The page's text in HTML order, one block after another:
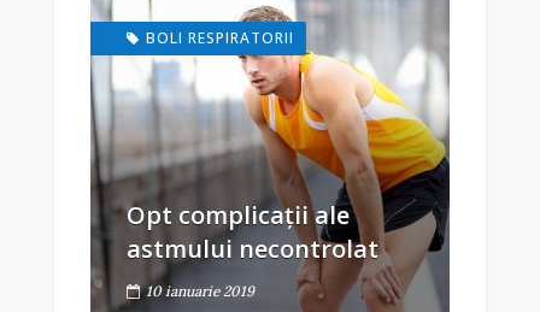
BOLI RESPIRATORII
Opt complicații ale
astmului necontrolat
10 ianuarie 2019